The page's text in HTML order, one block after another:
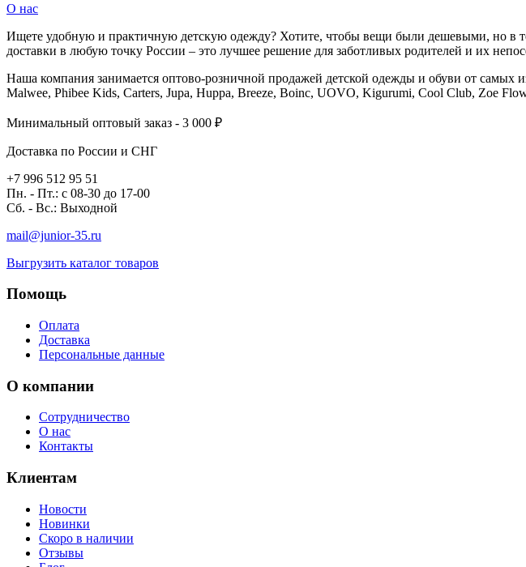
О нас
Ищете удобную и практичную детскую одежду? Хотите, чтобы вещи были дешевыми, но в
доставки в любую точку России – это лучшее решение для заботливых родителей и их
Наша компания занимается оптово-розничной продажей детской одежды и обуви от самых
Malwee, Phibee Kids, Carters, Jupa, Huppa, Breeze, Boinc, UOVO, Kigurumi, Cool Club, Zoe
Минимальный оптовый заказ - 3 000 ₽
Доставка по России и СНГ
+7 996 512 95 51
Пн. - Пт.: с 08-30 до 17-00
Сб. - Вс.: Выходной
mail@junior-35.ru
Выгрузить каталог товаров
Помощь
Оплата
Доставка
Персональные данные
О компании
Сотрудничество
О нас
Контакты
Клиентам
Новости
Новинки
Скоро в наличии
Отзывы